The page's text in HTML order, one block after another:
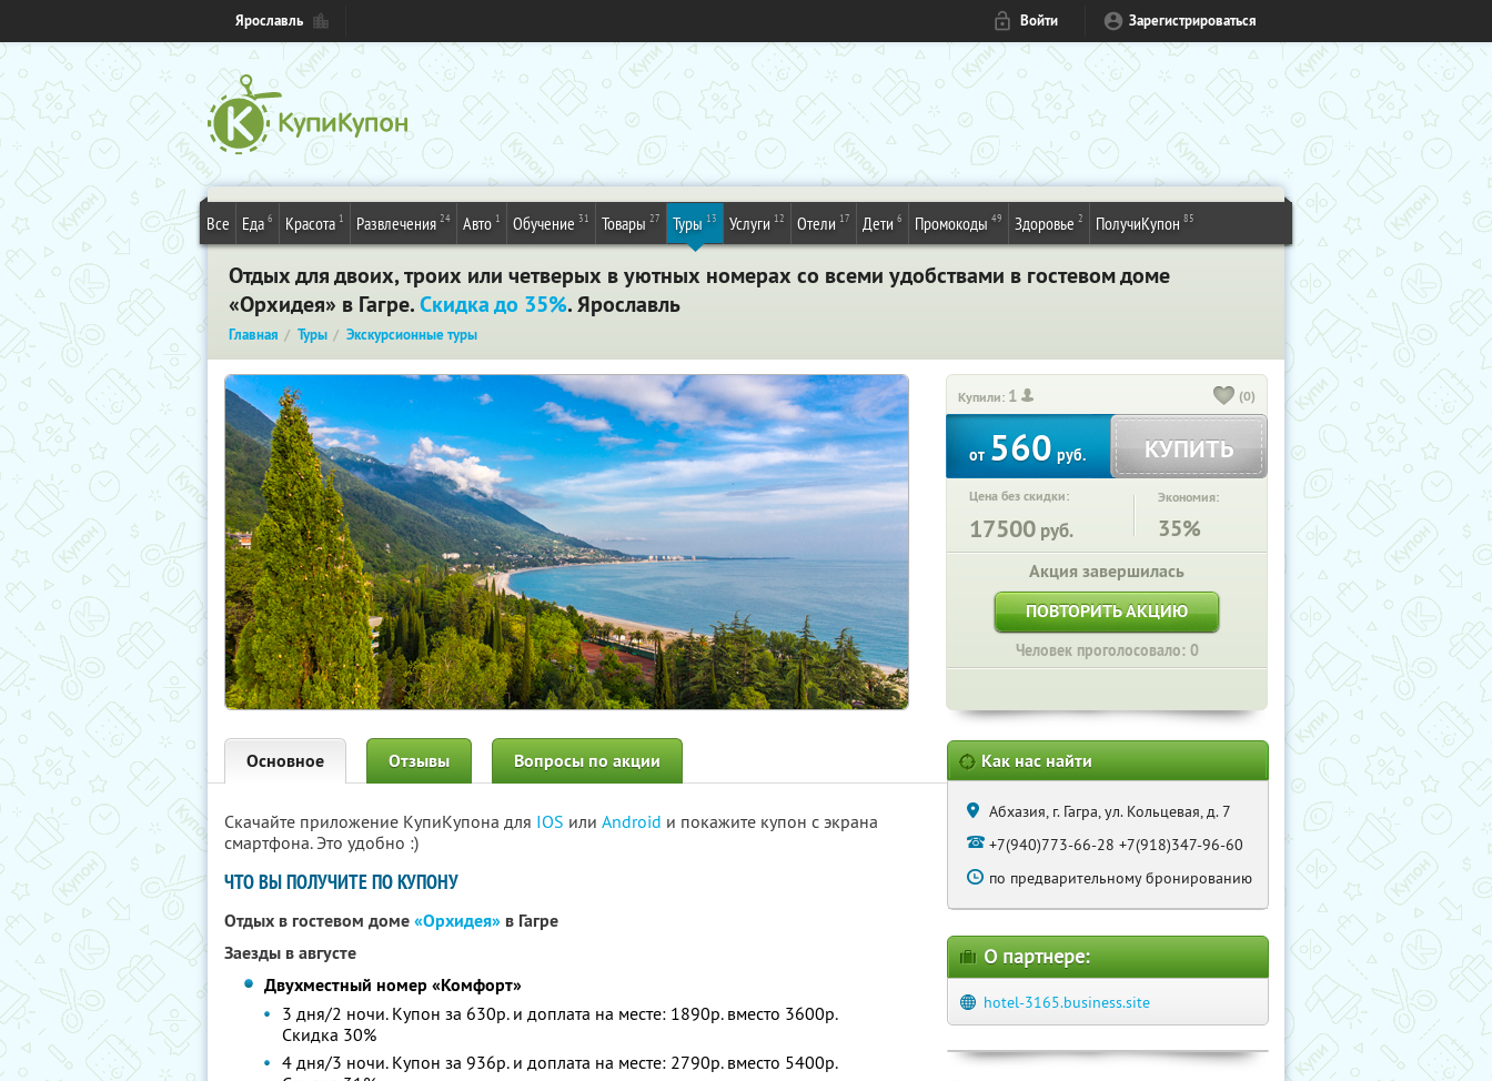
Ярославль Войти Зарегистрироваться
Все Еда 6 Красота 1 Развлечения 24 Авто 1 Обучение 31 Товары 27 Туры 13 Услуги 12 Отели 17 Дети 6 Промокоды 49 Здоровье 2 ПолучиКупон 85
Отдых для двоих, троих или четверых в уютных номерах со всеми удобствами в гостевом доме
«Орхидея» в Гагре.Скидка до 35%. Ярославль
Главная Туры Экскурсионные туры
Купили: 1 (0)
от560руб. КУПИТЬ
Цена без скидки:
17500 руб.
Экономия:
35%
Акция завершилась
ПОВТОРИТЬ АКЦИЮ
Человек проголосовало: 0
Основное Отзывы Вопросы по акции
Скачайте приложение КупиКупона для IOS или Android и покажите купон с экрана
смартфона. Это удобно :)
ЧТО ВЫ ПОЛУЧИТЕ ПО КУПОНУ
Отдых в гостевом доме«Орхидея» в Гагре
Заезды в августе
Двухместный номер «Комфорт»
3 дня/2 ночи. Купон за 630р. и доплата на месте: 1890р. вместо 3600р.
Скидка 30%
4 дня/3 ночи. Купон за 936р. и доплата на месте: 2790р. вместо 5400р.
Как нас найти
Абхазия, г. Гагра, ул. Кольцевая, д. 7
+7(940)773-66-28 +7(918)347-96-60
по предварительному бронированию
О партнере:
hotel-3165.business.site